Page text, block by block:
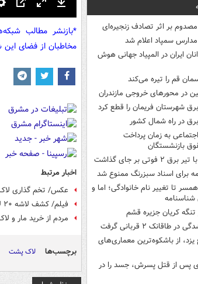
مدارس سمپاد اعلام شد
ایران در المپیاد جهانی هوش
قم را تیره می‌کند
در محورهای خروجی مازندران
شهرستان فریمان را قطع کرد
در راه شمال کشور
به زمان پرداخت
بازنشستگان
فوتی بر جای گذاشت
برای اسناد سبزرنگ ممنوع شد
تا تغییر نام خانوادگی؛ اما و
تنگه کریان جزیره قشم
۲ قربانی گرفت
از باشکوه‌ترین معماری‌های
پس از قتل پسرش، جسد را در
fullscreen
Download
*بازنشر مطالب
مخاطبان از فضای
اخبار مرتبط
عکس/ تخم گذاری
فیلم/ کشف لاشه ۲۰ لاک‌پشت و یک دلفین در سواحل جاسک
مردم از خرید مار و
برچسب‌ها لاک پشت